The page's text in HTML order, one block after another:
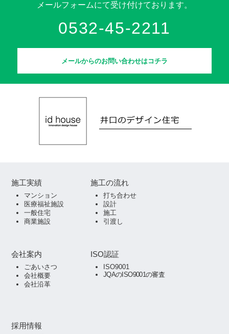
メールフォームにて受け付けております。
0532-45-2211
メールからのお問い合わせはコチラ
施工実績
マンション
医療福祉施設
一般住宅
商業施設
施工の流れ
打ち合わせ
設計
施工
引渡し
会社案内
ごあいさつ
会社概要
会社沿革
ISO認証
ISO9001
JQAのISO9001の審査
採用情報